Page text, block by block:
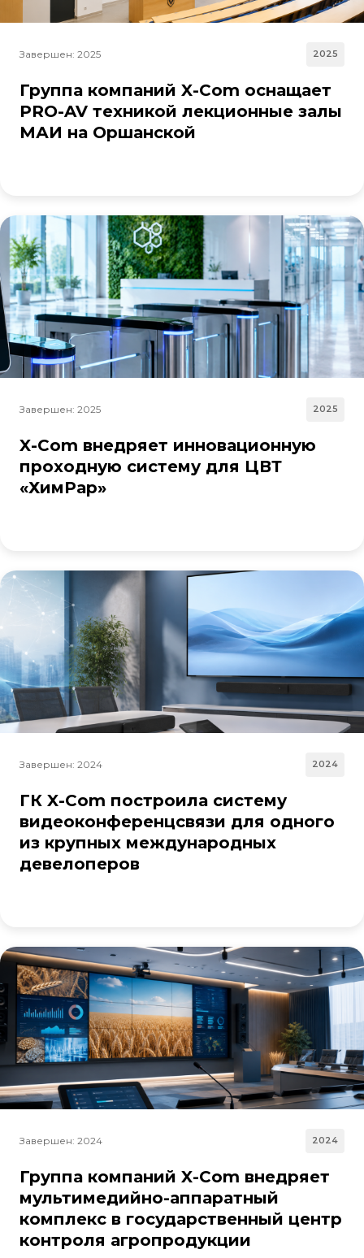
Завершен: 2025 2025
Группа компаний X-Com оснащает
PRO-AV техникой лекционные залы
МАИ на Оршанской
Завершен: 2025 2025
X-Com внедряет инновационную
проходную систему для ЦВТ
«ХимРар»
Завершен: 2024 2024
ГК X-Com построила систему
видеоконференцсвязи для одного
из крупных международных
девелоперов
Завершен: 2024 2024
Группа компаний X-Com внедряет
мультимедийно-аппаратный
комплекс в государственный центр
контроля агропродукции